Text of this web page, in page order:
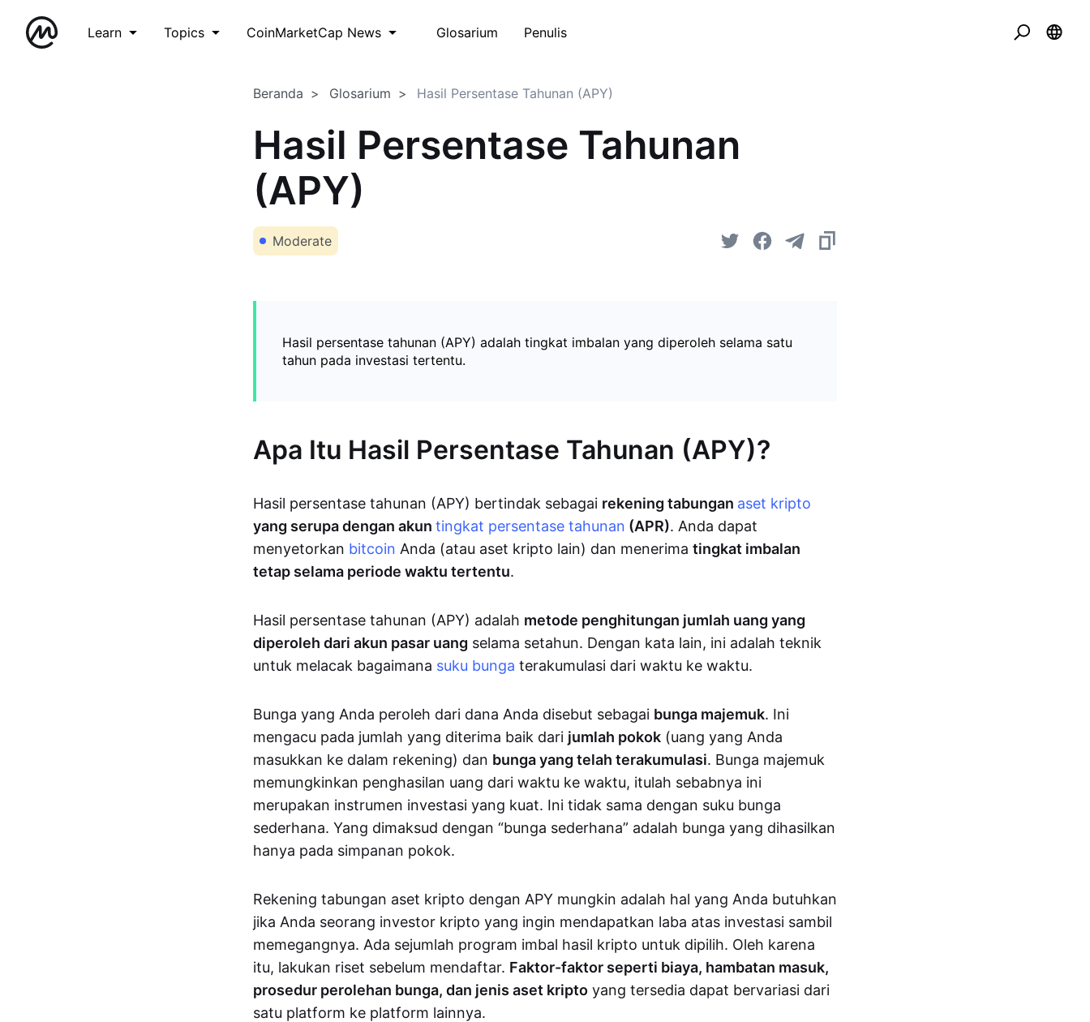
Learn Topics CoinMarketCap News Glosarium Penulis
Beranda Glosarium Hasil Persentase Tahunan (APY)
Hasil Persentase Tahunan
(APY)
Moderate
Hasil persentase tahunan (APY) adalah tingkat imbalan yang diperoleh selama satu
tahun pada investasi tertentu.
Apa Itu Hasil Persentase Tahunan (APY)?
Hasil persentase tahunan (APY) bertindak sebagai rekening tabungan aset kripto
yang serupa dengan akun tingkat persentase tahunan (APR). Anda dapat
menyetorkan bitcoin Anda (atau aset kripto lain) dan menerima tingkat imbalan
tetap selama periode waktu tertentu.
Hasil persentase tahunan (APY) adalah metode penghitungan jumlah uang yang
diperoleh dari akun pasar uang selama setahun. Dengan kata lain, ini adalah teknik
untuk melacak bagaimana suku bunga terakumulasi dari waktu ke waktu.
Bunga yang Anda peroleh dari dana Anda disebut sebagai bunga majemuk. Ini
mengacu pada jumlah yang diterima baik dari jumlah pokok (uang yang Anda
masukkan ke dalam rekening) dan bunga yang telah terakumulasi. Bunga majemuk
memungkinkan penghasilan uang dari waktu ke waktu, itulah sebabnya ini
merupakan instrumen investasi yang kuat. Ini tidak sama dengan suku bunga
sederhana. Yang dimaksud dengan “bunga sederhana” adalah bunga yang dihasilkan
hanya pada simpanan pokok.
Rekening tabungan aset kripto dengan APY mungkin adalah hal yang Anda butuhkan
jika Anda seorang investor kripto yang ingin mendapatkan laba atas investasi sambil
memegangnya. Ada sejumlah program imbal hasil kripto untuk dipilih. Oleh karena
itu, lakukan riset sebelum mendaftar. Faktor-faktor seperti biaya, hambatan masuk,
prosedur perolehan bunga, dan jenis aset kripto yang tersedia dapat bervariasi dari
satu platform ke platform lainnya.